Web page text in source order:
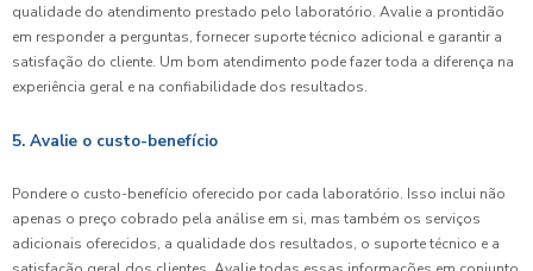
qualidade do atendimento prestado pelo laboratório. Avalie a prontidão
em responder a perguntas, fornecer suporte técnico adicional e garantir a
satisfação do cliente. Um bom atendimento pode fazer toda a diferença na
experiência geral e na confiabilidade dos resultados.
5. Avalie o custo-benefício
Pondere o custo-benefício oferecido por cada laboratório. Isso inclui não
apenas o preço cobrado pela análise em si, mas também os serviços
adicionais oferecidos, a qualidade dos resultados, o suporte técnico e a